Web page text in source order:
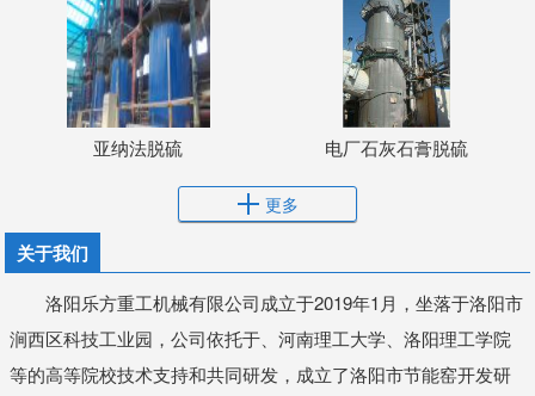
亚纳法脱硫 电厂石灰石膏脱硫
更多
关于我们
洛阳乐方重工机械有限公司成立于2019年1月，坐落于洛阳市
涧西区科技工业园，公司依托于、河南理工大学、洛阳理工学院
等的高等院校技术支持和共同研发，成立了洛阳市节能窑开发研